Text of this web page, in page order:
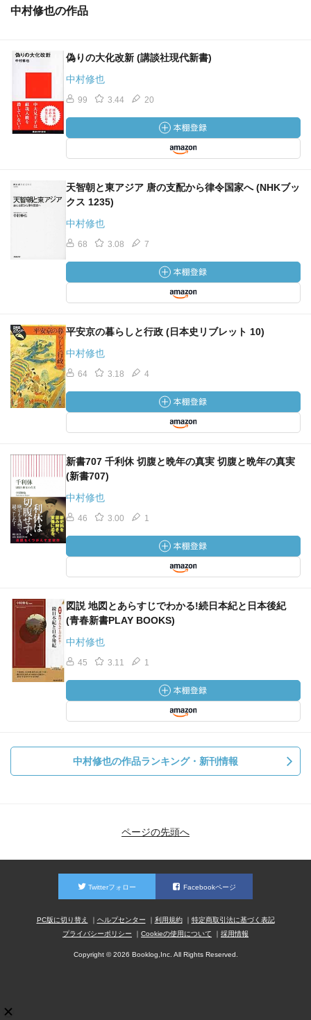
中村修也の作品
偽りの大化改新 (講談社現代新書)
中村修也
99 3.44 20
天智朝と東アジア 唐の支配から律令国家へ (NHKブッ
クス 1235)
中村修也
68 3.08 7
平安京の暮らしと行政 (日本史リブレット 10)
中村修也
64 3.18 4
新書707 千利休 切腹と晩年の真実 切腹と晩年の真実
(新書707)
中村修也
46 3.00 1
図説 地図とあらすじでわかる!続日本紀と日本後紀
(青春新書PLAY BOOKS)
中村修也
45 3.11 1
中村修也の作品ランキング・新刊情報
ページの先頭へ
Twitterフォロー Facebookページ
PC版に切り替え ヘルプセンター 利用規約
特定商取引法に基づく表記
プライバシーポリシー
Cookieの使用について 採用情報
Copyright © 2026 Booklog,Inc. All Rights Reserved.